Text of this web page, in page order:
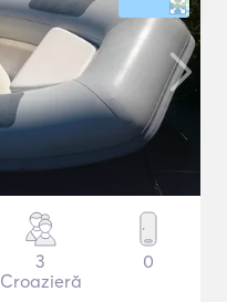
3
Croazieră
0